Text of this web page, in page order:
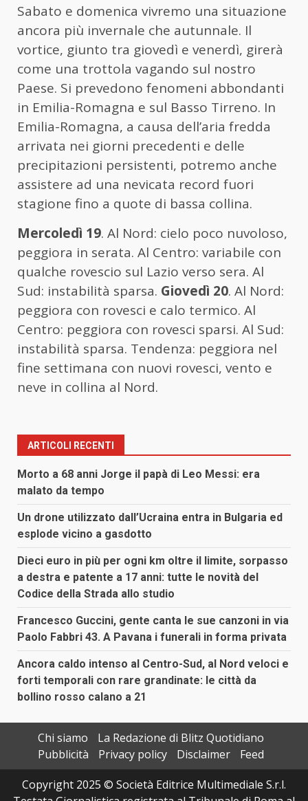
Sabato e domenica vivremo una situazione
ancora più invernale che autunnale. Il
vortice, giunto tra giovedì e venerdì, girerà
come una trottola vagando sul nostro
Paese. Si prevedono fenomeni abbondanti
in Emilia-Romagna e sul Basso Tirreno. In
Emilia-Romagna, a causa dell’aria fredda
arrivata nei giorni precedenti e delle
precipitazioni persistenti, potremo anche
assistere ad una nevicata record fuori
stagione fino a quote di bassa collina.
Mercoledì 19. Al Nord: cielo poco nuvoloso,
peggiora in serata. Al Centro: variabile con
qualche rovescio sul Lazio verso sera. Al
Sud: instabilità sparsa. Giovedì 20. Al Nord:
peggiora con rovesci e calo termico. Al
Centro: peggiora con rovesci sparsi. Al Sud:
instabilità sparsa. Tendenza: peggiora nel
fine settimana con nuovi rovesci, vento e
neve in collina al Nord.
ARTICOLI RECENTI
Morto a 68 anni Jorge il papà di Leo Messi: era
malato da tempo
Un drone utilizzato dall’Ucraina entra in Bulgaria ed
esplode vicino a gasdotto
Dieci euro in più per ogni km oltre il limite, sorpasso
a destra e patente a 17 anni: tutte le novità del
Codice della Strada allo studio
Francesco Guccini, gente canta le sue canzoni in via
Paolo Fabbri 43. A Pavana i funerali in forma privata
Ancora caldo intenso al Centro-Sud, al Nord veloci e
forti temporali con rare grandinate: le città da
bollino rosso calano a 21
Chi siamo
La Redazione di Blitz Quotidiano
Pubblicità
Privacy policy Disclaimer
Feed
Copyright 2025 © Società Editrice Multimediale S.r.l.